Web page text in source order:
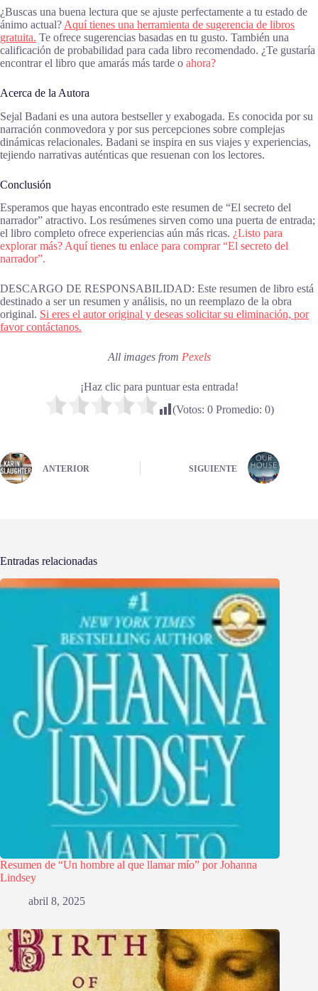
¿Buscas una buena lectura que se ajuste perfectamente a tu estado de
ánimo actual? Aquí tienes una herramienta de sugerencia de libros
gratuita. Te ofrece sugerencias basadas en tu gusto. También una
calificación de probabilidad para cada libro recomendado. ¿Te gustaría
encontrar el libro que amarás más tarde o ahora?
Acerca de la Autora
Sejal Badani es una autora bestseller y exabogada. Es conocida por su
narración conmovedora y por sus percepciones sobre complejas
dinámicas relacionales. Badani se inspira en sus viajes y experiencias,
tejiendo narrativas auténticas que resuenan con los lectores.
Conclusión
Esperamos que hayas encontrado este resumen de “El secreto del
narrador” atractivo. Los resúmenes sirven como una puerta de entrada;
el libro completo ofrece experiencias aún más ricas. ¿Listo para
explorar más? Aquí tienes tu enlace para comprar “El secreto del
narrador”.
DESCARGO DE RESPONSABILIDAD: Este resumen de libro está
destinado a ser un resumen y análisis, no un reemplazo de la obra
original. Si eres el autor original y deseas solicitar su eliminación, por
favor contáctanos.
All images from Pexels
¡Haz clic para puntuar esta entrada!
(Votos: 0Promedio: 0)
ANTERIOR SIGUIENTE
Entradas relacionadas
Resumen de “Un hombre al que llamar mío” por Johanna
Lindsey
abril 8, 2025